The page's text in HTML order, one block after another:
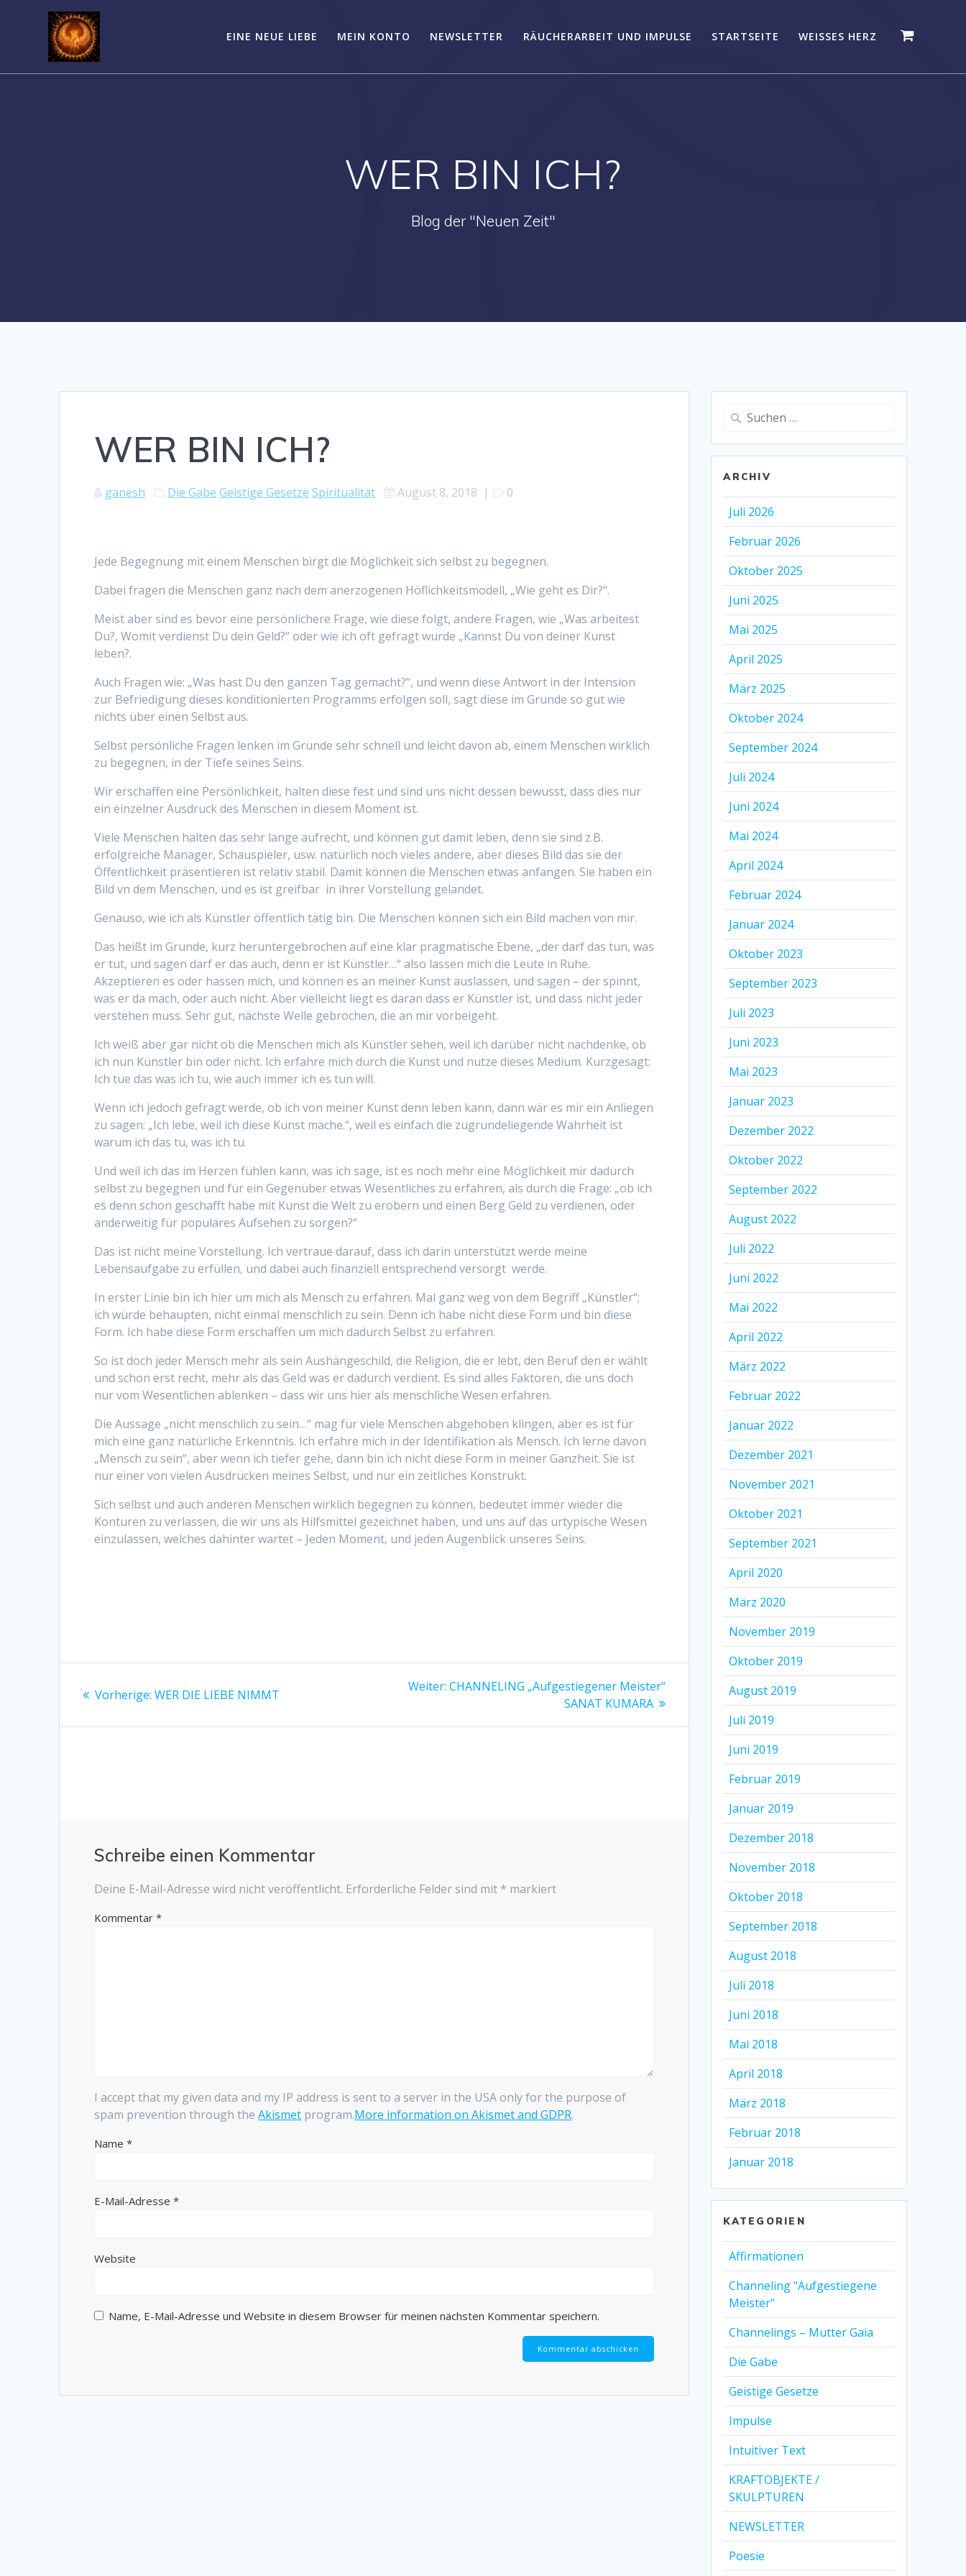
EINE NEUE LIEBE MEIN KONTO NEWSLETTER RÄUCHERARBEIT UND IMPULSE STARTSEITE WEISSES HERZ
WER BIN ICH?
Blog der "Neuen Zeit"
WER BIN ICH?
ganesh Die Gabe Geistige Gesetze Spiritualität August 8, 2018 | 0
Jede Begegnung mit einem Menschen birgt die Möglichkeit sich selbst zu begegnen.
Dabei fragen die Menschen ganz nach dem anerzogenen Höflichkeitsmodell, „Wie geht es Dir?“.
Meist aber sind es bevor eine persönlichere Frage, wie diese folgt, andere Fragen, wie „Was arbeitest
Du?, Womit verdienst Du dein Geld?“ oder wie ich oft gefragt wurde „Kannst Du von deiner Kunst
leben?.
Auch Fragen wie: „Was hast Du den ganzen Tag gemacht?“, und wenn diese Antwort in der Intension
zur Befriedigung dieses konditionierten Programms erfolgen soll, sagt diese im Grunde so gut wie
nichts über einen Selbst aus.
Selbst persönliche Fragen lenken im Grunde sehr schnell und leicht davon ab, einem Menschen wirklich
zu begegnen, in der Tiefe seines Seins.
Wir erschaffen eine Persönlichkeit, halten diese fest und sind uns nicht dessen bewusst, dass dies nur
ein einzelner Ausdruck des Menschen in diesem Moment ist.
Viele Menschen halten das sehr lange aufrecht, und können gut damit leben, denn sie sind z.B.
erfolgreiche Manager, Schauspieler, usw. natürlich noch vieles andere, aber dieses Bild das sie der
Öffentlichkeit präsentieren ist relativ stabil. Damit können die Menschen etwas anfangen. Sie haben ein
Bild vn dem Menschen, und es ist greifbar in ihrer Vorstellung gelandet.
Genauso, wie ich als Künstler öffentlich tätig bin. Die Menschen können sich ein Bild machen von mir.
Das heißt im Grunde, kurz heruntergebrochen auf eine klar pragmatische Ebene, „der darf das tun, was
er tut, und sagen darf er das auch, denn er ist Künstler…“ also lassen mich die Leute in Ruhe.
Akzeptieren es oder hassen mich, und können es an meiner Kunst auslassen, und sagen – der spinnt,
was er da mach, oder auch nicht. Aber vielleicht liegt es daran dass er Künstler ist, und dass nicht jeder
verstehen muss. Sehr gut, nächste Welle gebrochen, die an mir vorbeigeht.
Ich weiß aber gar nicht ob die Menschen mich als Künstler sehen, weil ich darüber nicht nachdenke, ob
ich nun Künstler bin oder nicht. Ich erfahre mich durch die Kunst und nutze dieses Medium. Kurzgesagt:
Ich tue das was ich tu, wie auch immer ich es tun will.
Wenn ich jedoch gefragt werde, ob ich von meiner Kunst denn leben kann, dann wär es mir ein Anliegen
zu sagen: „Ich lebe, weil ich diese Kunst mache.“, weil es einfach die zugrundeliegende Wahrheit ist
warum ich das tu, was ich tu.
Und weil ich das im Herzen fühlen kann, was ich sage, ist es noch mehr eine Möglichkeit mir dadurch
selbst zu begegnen und für ein Gegenüber etwas Wesentliches zu erfahren, als durch die Frage: „ob ich
es denn schon geschafft habe mit Kunst die Welt zu erobern und einen Berg Geld zu verdienen, oder
anderweitig für populäres Aufsehen zu sorgen?“
Das ist nicht meine Vorstellung. Ich vertraue darauf, dass ich darin unterstützt werde meine
Lebensaufgabe zu erfüllen, und dabei auch finanziell entsprechend versorgt werde.
In erster Linie bin ich hier um mich als Mensch zu erfahren. Mal ganz weg von dem Begriff „Künstler“;
ich würde behaupten, nicht einmal menschlich zu sein. Denn ich habe nicht diese Form und bin diese
Form. Ich habe diese Form erschaffen um mich dadurch Selbst zu erfahren.
So ist doch jeder Mensch mehr als sein Aushängeschild, die Religion, die er lebt, den Beruf den er wählt
und schon erst recht, mehr als das Geld was er dadurch verdient. Es sind alles Faktoren, die uns doch
nur vom Wesentlichen ablenken – dass wir uns hier als menschliche Wesen erfahren.
Die Aussage „nicht menschlich zu sein…“ mag für viele Menschen abgehoben klingen, aber es ist für
mich eine ganz natürliche Erkenntnis. Ich erfahre mich in der Identifikation als Mensch. Ich lerne davon
„Mensch zu sein“, aber wenn ich tiefer gehe, dann bin ich nicht diese Form in meiner Ganzheit. Sie ist
nur einer von vielen Ausdrücken meines Selbst, und nur ein zeitliches Konstrukt.
Sich selbst und auch anderen Menschen wirklich begegnen zu können, bedeutet immer wieder die
Konturen zu verlassen, die wir uns als Hilfsmittel gezeichnet haben, und uns auf das urtypische Wesen
einzulassen, welches dahinter wartet – Jeden Moment, und jeden Augenblick unseres Seins.
Vorherige: Vorheriger
WER DIE LIEBE NIMMT
Weiter: Nächster
CHANNELING „Aufgestiegener Meister“
SANAT KUMARA
Schreibe einen Kommentar
Deine E-Mail-Adresse wird nicht veröffentlicht. Erforderliche Felder sind mit * markiert
Kommentar*
I accept that my given data and my IP address is sent to a server in the USA only for the purpose of
spam prevention through theAkismet program.More information on Akismet and GDPR.
Name*
E-Mail-Adresse*
Website
Name, E-Mail-Adresse und Website in diesem Browser für meinen nächsten Kommentar speichern.
Suche
ARCHIV
Juli 2026
Februar 2026
Oktober 2025
Juni 2025
Mai 2025
April 2025
März 2025
Oktober 2024
September 2024
Juli 2024
Juni 2024
Mai 2024
April 2024
Februar 2024
Januar 2024
Oktober 2023
September 2023
Juli 2023
Juni 2023
Mai 2023
Januar 2023
Dezember 2022
Oktober 2022
September 2022
August 2022
Juli 2022
Juni 2022
Mai 2022
April 2022
März 2022
Februar 2022
Januar 2022
Dezember 2021
November 2021
Oktober 2021
September 2021
April 2020
März 2020
November 2019
Oktober 2019
August 2019
Juli 2019
Juni 2019
Februar 2019
Januar 2019
Dezember 2018
November 2018
Oktober 2018
September 2018
August 2018
Juli 2018
Juni 2018
Mai 2018
April 2018
März 2018
Februar 2018
Januar 2018
KATEGORIEN
Affirmationen
Channeling "Aufgestiegene
Meister"
Channelings – Mutter Gaia
Die Gabe
Geistige Gesetze
Impulse
Intuitiver Text
KRAFTOBJEKTE /
SKULPTUREN
NEWSLETTER
Poesie